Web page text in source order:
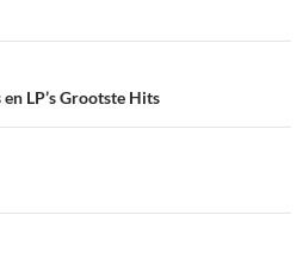
LP’s Grootste Hits